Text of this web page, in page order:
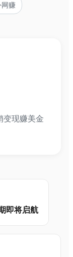
网赚
现赚美金
即将启航